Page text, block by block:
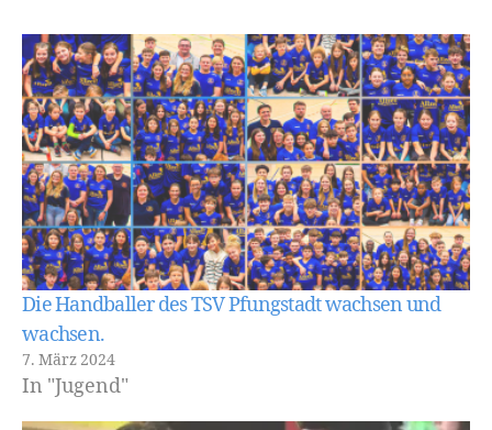
Die Handballer des TSV Pfungstadt wachsen und
wachsen.
7. März 2024
In "Jugend"